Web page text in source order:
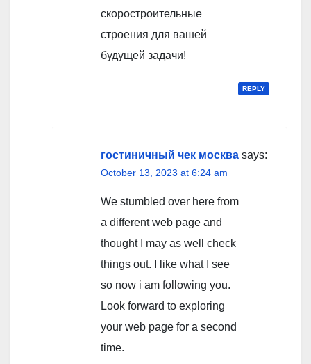
скоростроительные
строения для вашей
будущей задачи!
REPLY
гостиничный чек москва says:
October 13, 2023 at 6:24 am
We stumbled over here from
a different web page and
thought I may as well check
things out. I like what I see
so now i am following you.
Look forward to exploring
your web page for a second
time.